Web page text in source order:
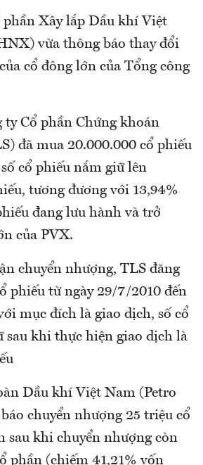
phần Xây lắp Dầu khí Việt
vừa thông báo thay đổi
cổ đông lớn của Tổng công
ty Cổ phần Chứng khoán
đã mua 20.000.000 cổ phiếu
cổ phiếu nắm giữ lên
tương đương với 13,94%
đang lưu hành và trở
của PVX.
chuyển nhượng, TLS đăng
phiếu từ ngày 29/7/2010 đến
mục đích là giao dịch, số cổ
sau khi thực hiện giao dịch là
Dầu khí Việt Nam (Petro
chuyển nhượng 25 triệu cổ
sau khi chuyển nhượng còn
phần (chiếm 41,21% vốn